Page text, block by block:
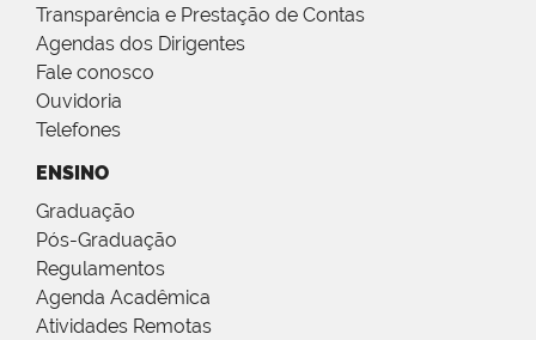
Transparência e Prestação de Contas
Agendas dos Dirigentes
Fale conosco
Ouvidoria
Telefones
ENSINO
Graduação
Pós-Graduação
Regulamentos
Agenda Acadêmica
Atividades Remotas